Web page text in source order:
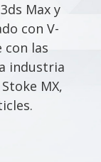
Max y
con V-
con las
industria
MX,